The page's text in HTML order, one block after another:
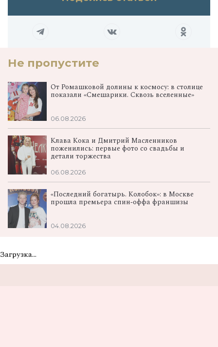
Не пропустите
От Ромашковой долины к космосу: в столице
показали «Смешарики. Сквозь вселенные»
06.08.2026
Клава Кока и Дмитрий Масленников
поженились: первые фото со свадьбы и
детали торжества
06.08.2026
«Последний богатырь. Колобок»: в Москве
прошла премьера спин‑оффа франшизы
04.08.2026
Загрузка...